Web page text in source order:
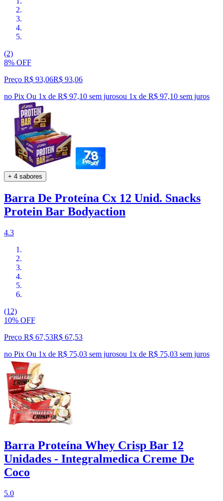
(2)
8% OFF
Preço R$ 93,06R$ 93,06
no Pix Ou 1x de R$ 97,10 sem jurosou 1x de R$ 97,10 sem juros
+ 4 sabores
Barra De Proteína Cx 12 Unid. Snacks
Protein Bar Bodyaction
4.3
(12)
10% OFF
Preço R$ 67,53R$ 67,53
no Pix Ou 1x de R$ 75,03 sem jurosou 1x de R$ 75,03 sem juros
Barra Proteína Whey Crisp Bar 12
Unidades - Integralmedica Creme De
Coco
5.0